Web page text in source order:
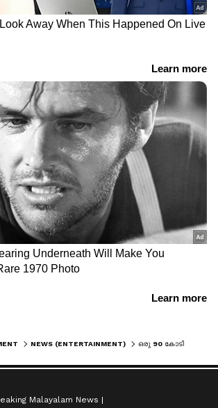
NEWS (ENTERTAINMENT)
Malayalam News